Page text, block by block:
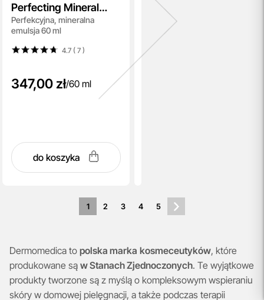
Perfecting Mineral
Lotion SPF 30
Perfekcyjna, mineralna
emulsja 60 ml
4.7 ( 7)
347,00 zł/60 ml
do koszyka
1 2 3 4 5
Dermomedica to polska marka kosmeceutyków, które
produkowane są w Stanach Zjednoczonych. Te wyjątkowe
produkty tworzone są z myślą o kompleksowym wspieraniu
skóry w domowej pielęgnacji, a także podczas terapii